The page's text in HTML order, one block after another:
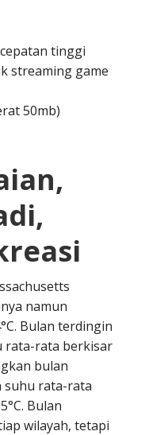
tinggi
streaming game
50mb)
namun
Bulan terdingin
rata-rata berkisar
bulan
suhu rata-rata
Bulan
wilayah, tetapi